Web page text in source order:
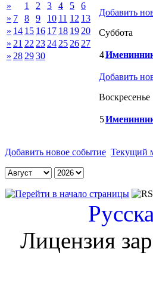
»
1 2 3 4 5
6
» 7 8 9 10 11 12 13
» 14 15 16 17 18 19 20
» 21 22 23 24 25 26 27
» 28 2930
Добавить
Суббота
4
Добавить
Воскресенье
5
Добавить новое событие Текущий
Лицензия